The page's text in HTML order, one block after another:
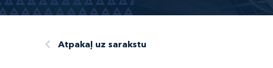
Atpakaļ uz sarakstu